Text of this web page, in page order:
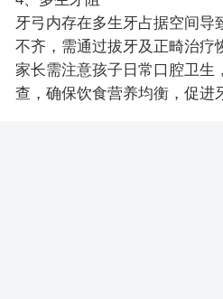
牙弓内存在多生牙占据空间导
不齐，需通过拔牙及正畸治疗
家长需注意孩子日常口腔卫生
查，确保饮食营养均衡，促进